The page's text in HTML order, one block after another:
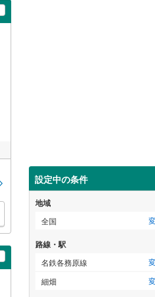
設定中の条件
地域
全国
路線・駅
名鉄各務原線
細畑